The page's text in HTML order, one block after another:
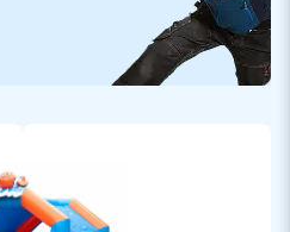
super met clownvis thema en
kozen ook voor JB
Ons team van designers,
leveren unieke